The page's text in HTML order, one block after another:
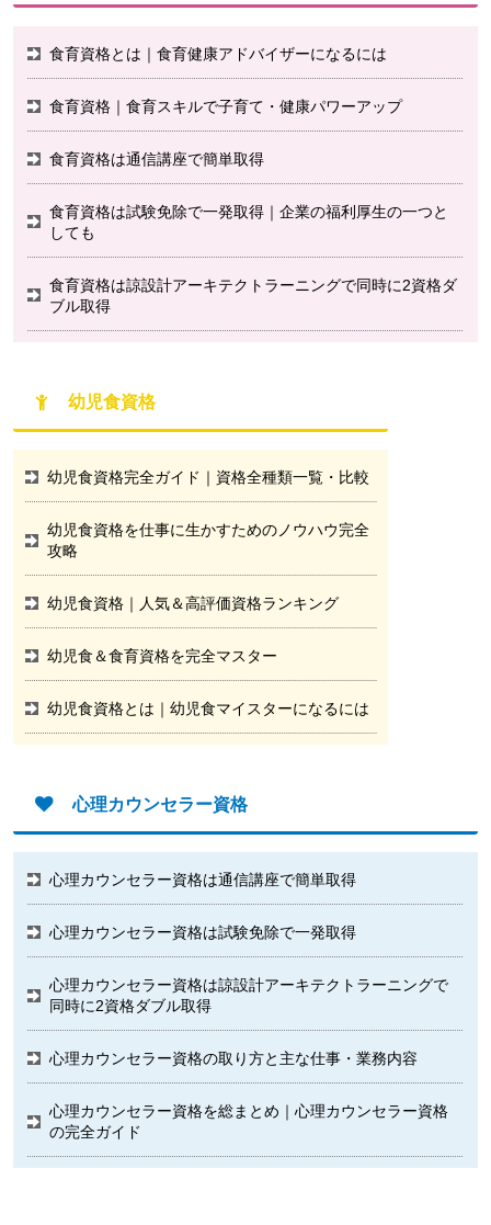
食育資格とは｜食育健康アドバイザーになるには
食育資格｜食育スキルで子育て・健康パワーアップ
食育資格は通信講座で簡単取得
食育資格は試験免除で一発取得｜企業の福利厚生の一つと
しても
食育資格は諒設計アーキテクトラーニングで同時に2資格ダ
ブル取得
幼児食資格
幼児食資格完全ガイド｜資格全種類一覧・比較
幼児食資格を仕事に生かすためのノウハウ完全
攻略
幼児食資格｜人気＆高評価資格ランキング
幼児食＆食育資格を完全マスター
幼児食資格とは｜幼児食マイスターになるには
心理カウンセラー資格
心理カウンセラー資格は通信講座で簡単取得
心理カウンセラー資格は試験免除で一発取得
心理カウンセラー資格は諒設計アーキテクトラーニングで
同時に2資格ダブル取得
心理カウンセラー資格の取り方と主な仕事・業務内容
心理カウンセラー資格を総まとめ｜心理カウンセラー資格
の完全ガイド